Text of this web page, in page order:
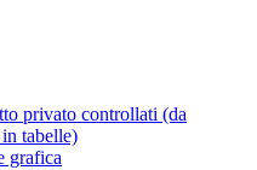
privato controllati (da
tabelle)
grafica